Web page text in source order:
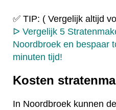
✅ TIP: ( Vergelijk altijd
ᐅ Vergelijk 5
Noordbroek en bespaar
minuten tijd!
Kosten
In Noordbroek kunnen de